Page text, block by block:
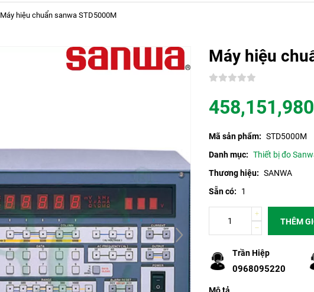
Máy hiệu chuẩn sanwa STD5000M
Máy hiệu
458,151,980
Mã sản phẩm: STD5000M
Danh mục: Thiết bị đo
Thương hiệu: SANWA
Sẵn có:
1
THÊM
Trần Hiệp
0968095220